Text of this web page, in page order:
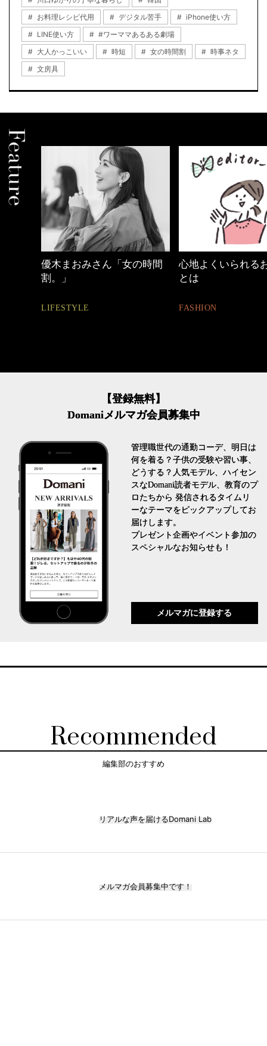
お料理レシピ代用
デジタル苦手
iPhone使い方
LINE使い方
#ワーママあるある劇場
大人かっこいい
時短 女の時間割
時事ネタ
文房具
心地よくいられるおしゃれ
とは
FASHION
40代の小顔メイク
【登録無料】
Domaniメルマガ会員募集中
管理職世代の通勤コーデ、明日は
何を着る？子供の受験や習い事、
どうする？人気モデル、ハイセン
スなDomani読者モデル、教育のプ
ロたちから 発信されるタイムリ
ーなテーマをピックアップしてお
届けします。
プレゼント企画やイベント参加の
スペシャルなお知らせも！
メルマガに登録する
Recommended
編集部のおすすめ
リアルな声を届けるDomani Lab
メルマガ会員募集中です！